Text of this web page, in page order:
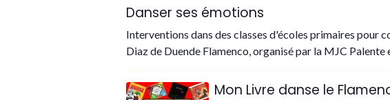
Danser ses émotions
Interventions dans des classes d'écoles primaires pour
Diaz de Duende Flamenco, organisé par la MJC
Mon Livre danse le